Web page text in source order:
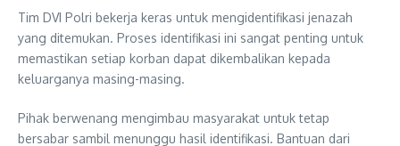
Tim DVI Polri bekerja keras untuk mengidentifikasi jenazah
yang ditemukan. Proses identifikasi ini sangat penting untuk
memastikan setiap korban dapat dikembalikan kepada
keluarganya masing-masing.
Pihak berwenang mengimbau masyarakat untuk tetap
bersabar sambil menunggu hasil identifikasi. Bantuan dari